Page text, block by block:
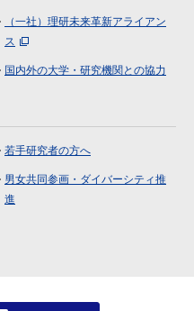
（一社）理研未来革新アライアン
ス
国内外の大学・研究機関との協力
若手研究者の方へ
男女共同参画・ダイバーシティ推
進